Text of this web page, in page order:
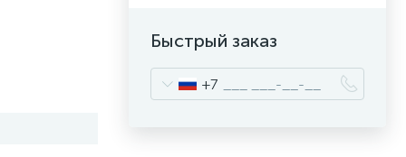
Быстрый заказ
+7